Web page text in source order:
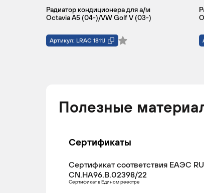
Радиатор кондиционера для а/м
Octavia A5 (04-)/VW Golf V (03-)
Артикул: LRAC 1811J
Полезные
Сертификаты
Сертификат соответствия ЕАЭС
CN.НА96.В.02398/22
Сертификат в Едином реестре